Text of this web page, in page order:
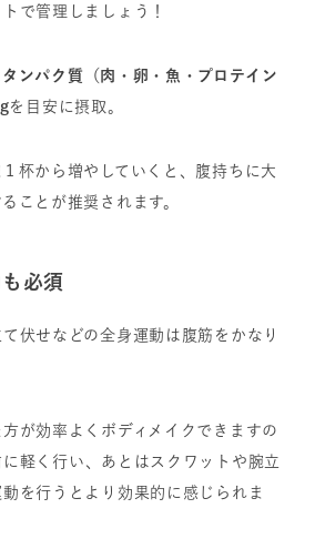
で管理しましょう！
タンパク質（肉・卵・魚・プロテイン
を目安に摂取。
杯から増やしていくと、腹持ちに大
ことが推奨されます。
必須
伏せなどの全身運動は腹筋をかなり
が効率よくボディメイクできますの
軽く行い、あとはスクワットや腕立
を行うとより 効果的に感じられま